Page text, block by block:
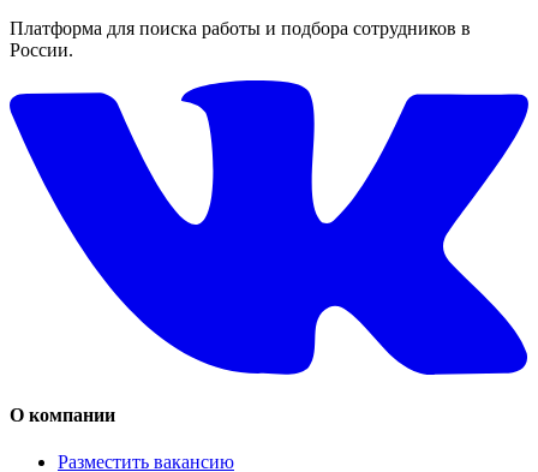
Платформа для поиска работы и подбора сотрудников в
России.
О компании
Разместить вакансию